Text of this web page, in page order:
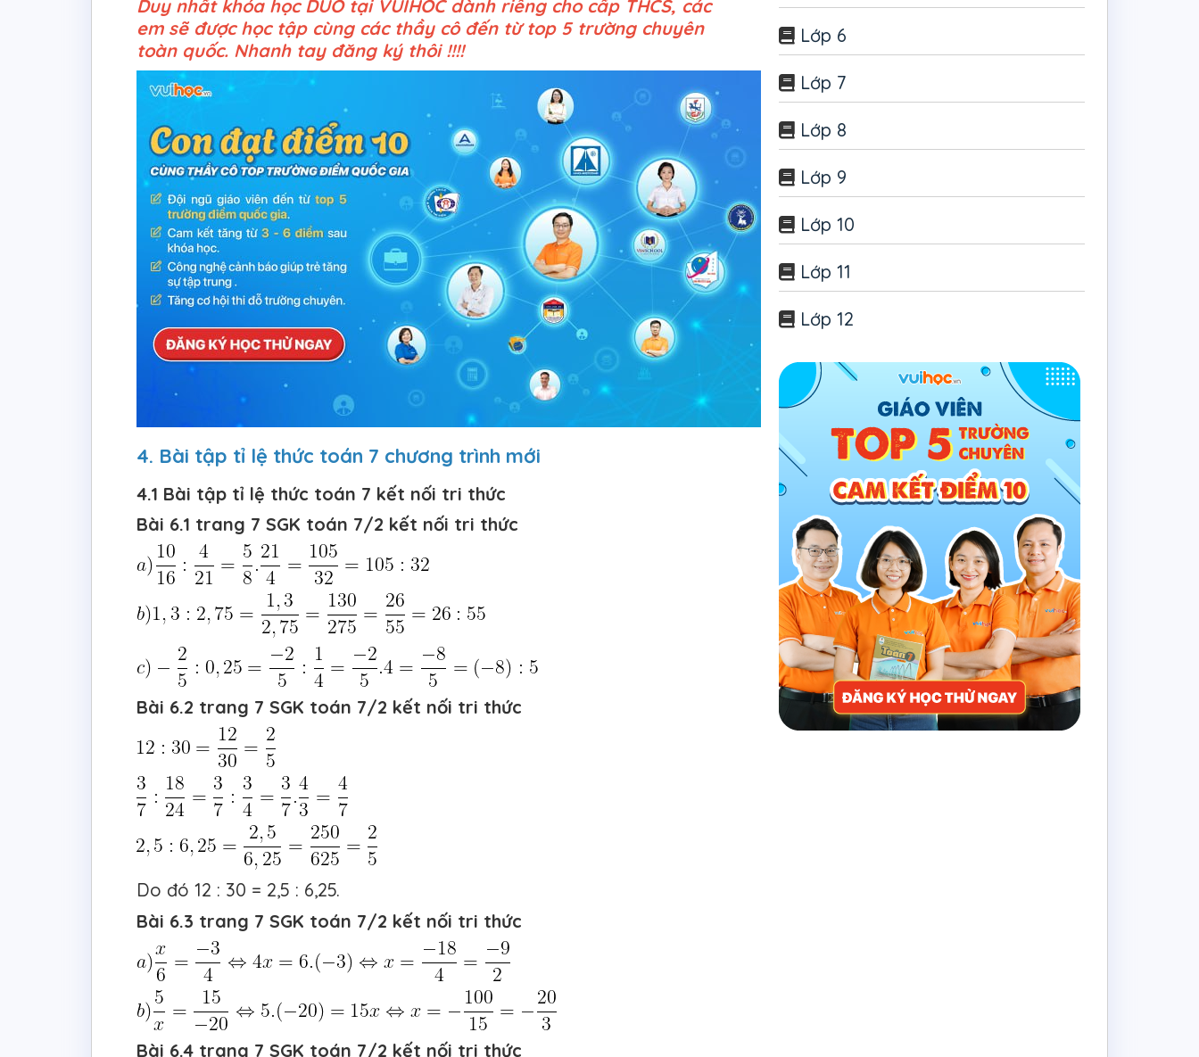
Duy nhất khóa học DUO tại VUIHOC dành riêng cho cấp THCS, các
em sẽ được học tập cùng các thầy cô đến từ top 5 trường chuyên
toàn quốc. Nhanh tay đăng ký thôi !!!!
4. Bài tập tỉ lệ thức toán 7 chương trình mới
4.1 Bài tập tỉ lệ thức toán 7 kết nối tri thức
Bài 6.1 trang 7 SGK toán 7/2 kết nối tri thức
Bài 6.2 trang 7 SGK toán 7/2 kết nối tri thức
Do đó 12 : 30 = 2,5 : 6,25.
Bài 6.3 trang 7 SGK toán 7/2 kết nối tri thức
Bài 6.4 trang 7 SGK toán 7/2 kết nối tri thức
Lớp 6
Lớp 7
Lớp 8
Lớp 9
Lớp 10
Lớp 11
Lớp 12